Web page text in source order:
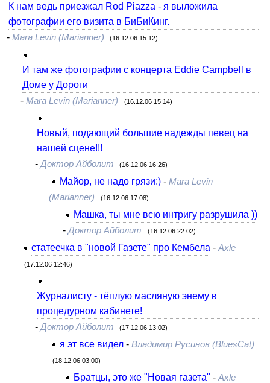
К нам ведь приезжал Rod Piazza - я выложила
фотографии его визита в БиБиКинг.
- Mara Levin (Marianner) (16.12.06 15:12)
И там же фотографии с концерта Eddie Campbell в
Доме у Дороги
-Mara Levin (Marianner) (16.12.06 15:14)
Новый, подающий большие надежды певец на
нашей сцене!!!
- Доктор Айболит (16.12.06 16:26)
Майор, не надо грязи:)- Mara Levin
(Marianner)
(16.12.06 17:08)
Машка, ты мне всю интригу разрушила ))
-Доктор Айболит (16.12.06 22:02)
статеечка в "новой Газете" про Кембела -Axle
(17.12.06 12:46)
Журналисту - тёплую масляную энему в
процедурном кабинете!
- Доктор Айболит (17.12.06 13:02)
я эт все видел- Владимир Русинов (BluesCat)
(18.12.06 03:00)
Братцы, это же "Новая газета" -Axle